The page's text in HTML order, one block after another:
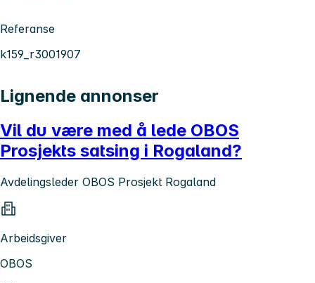
Referanse
k159_r3001907
Lignende annonser
Vil du være med å lede OBOS
Prosjekts satsing i Rogaland?
Avdelingsleder OBOS Prosjekt Rogaland
Arbeidsgiver
OBOS